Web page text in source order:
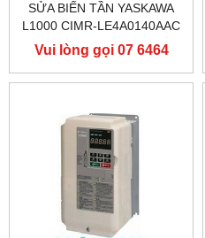
SỬA BIẾN TẦN YASKAWA
L1000 CIMR-LE4A0140AAC
400V 75KW, BIẾN TẦN
YASKAWA L1000
Vui lòng gọi 07 6464
9556